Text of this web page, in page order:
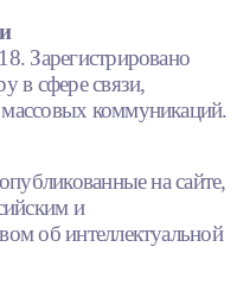
Зарегистрировано
в сфере связи,
коммуникаций.
на сайте,
и
об интеллектуальной